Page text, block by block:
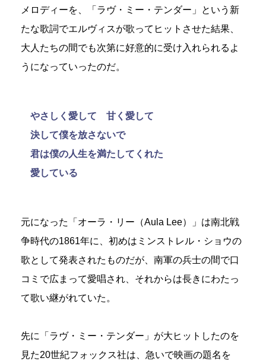
メロディーを、「ラヴ・ミー・テンダー」という新
たな歌詞でエルヴィスが歌ってヒットさせた結果、
大人たちの間でも次第に好意的に受け入れられるよ
うになっていったのだ。
やさしく愛して 甘く愛して
決して僕を放さないで
君は僕の人生を満たしてくれた
愛している
元になった「オーラ・リー（Aula Lee）」は南北戦
争時代の1861年に、初めはミンストレル・ショウの
歌として発表されたものだが、南軍の兵士の間で口
コミで広まって愛唱され、それからは長きにわたっ
て歌い継がれていた。
先に「ラヴ・ミー・テンダー」が大ヒットしたのを
見た20世紀フォックス社は、急いで映画の題名を